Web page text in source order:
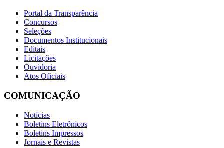
Portal da Transparência
Concursos
Seleções
Documentos Institucionais
Editais
Licitações
Ouvidoria
Atos Oficiais
COMUNICAÇÃO
Notícias
Boletins Eletrônicos
Boletins Impressos
Jornais e Revistas